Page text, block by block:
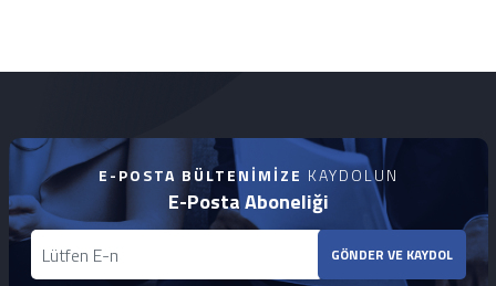
E-POSTA BÜLTENIMIZE KAYDOLUN
E-Posta Aboneliği
GÖNDER VE KAYDOL